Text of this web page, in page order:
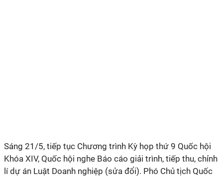
Sáng 21/5, tiếp tục Chương trình Kỳ họp thứ 9 Quốc hội
Khóa XIV, Quốc hội nghe Báo cáo giải trình, tiếp thu, chỉnh
lí dự án Luật Doanh nghiệp (sửa đổi). Phó Chủ tịch Quốc